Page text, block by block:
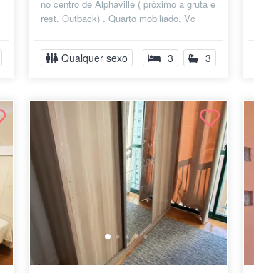
no centro de Alphaville ( próximo a gruta e
rest. Outback) . Quarto mobiliado. Vc
Qualquer sexo 3 3